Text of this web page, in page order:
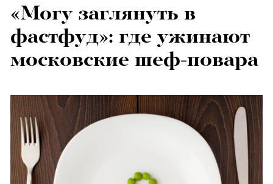
«Могу заглянуть в
фастфуд»: где ужинают
московские шеф-повара